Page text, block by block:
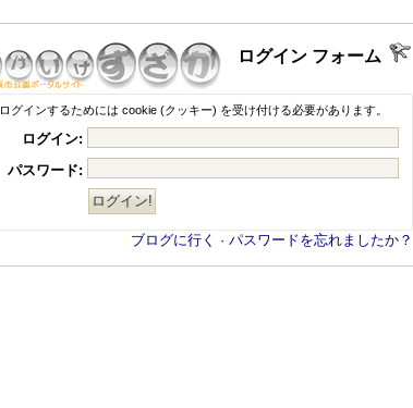
ログイン フォーム
ログインするためには cookie (クッキー) を受け付ける必要があります。
ログイン:
パスワード:
ブログに行く · パスワードを忘れましたか？